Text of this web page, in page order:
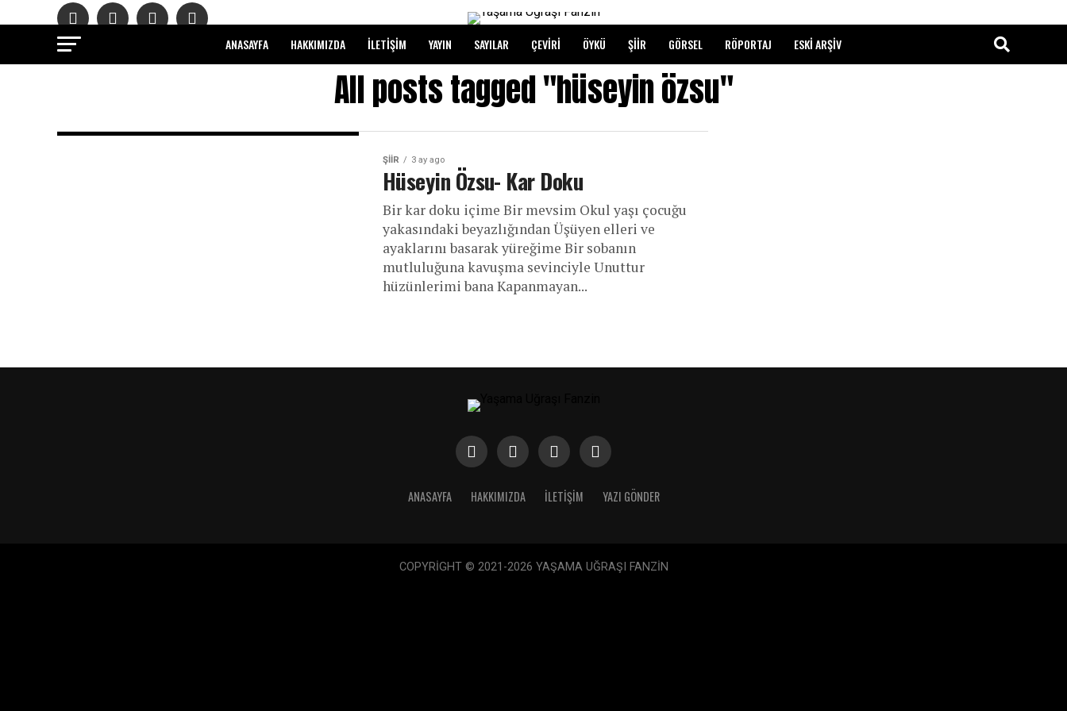
ANASAYFA HAKKIMIZDA İLETIŞIM YAYIN SAYILAR ÇEVIRI ÖYKÜ ŞIIR GÖRSEL RÖPORTAJ ESKI ARŞIV
All posts tagged "hüseyin özsu"
ŞIIR 3 ay ago
Hüseyin Özsu- Kar Doku
Bir kar doku içime Bir mevsim Okul yaşı çocuğu
yakasındaki beyazlığından Üşüyen elleri ve
ayaklarını basarak yüreğime Bir sobanın
mutluluğuna kavuşma sevinciyle Unuttur
hüzünlerimi bana Kapanmayan...
ANASAYFA HAKKIMIZDA İLETIŞIM YAZI GÖNDER
COPYRİGHT © 2021-2026 YAŞAMA UĞRAŞI FANZİN